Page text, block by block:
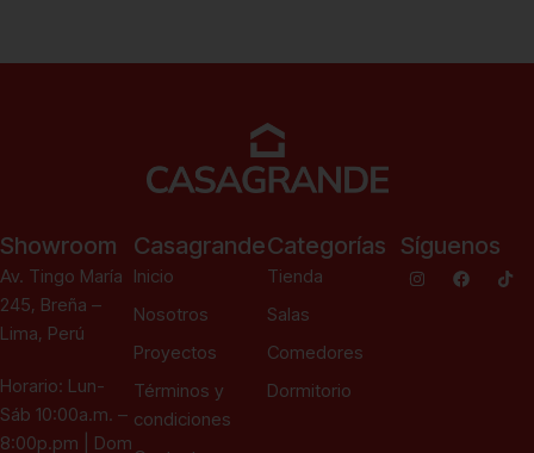
Showroom
Av. Tingo María
245, Breña –
Lima, Perú
Horario: Lun-
Sáb 10:00a.m. –
8:00p.pm | Dom
Casagrande
Inicio
Nosotros
Proyectos
Términos y
condiciones
Categorías
Tienda
Salas
Comedores
Dormitorio
Síguenos